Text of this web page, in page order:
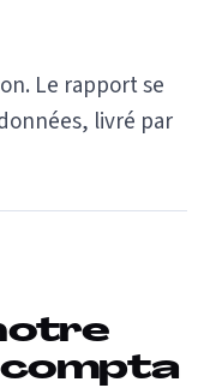
Le rapport se
livré par
compta